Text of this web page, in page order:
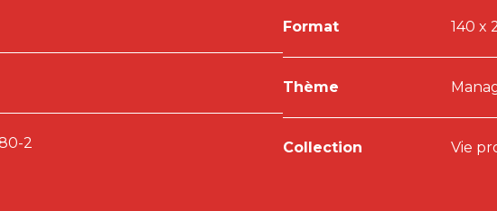
2
Format 140 x
Thème
Collection Vie